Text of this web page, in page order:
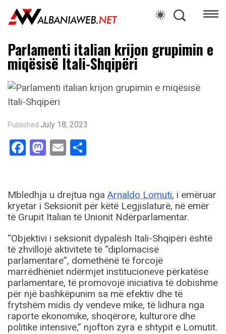
Parlamenti italian krijon grupimin e
miqësisë Itali-Shqipëri
Published July 18, 2023
Facebook
Mastodon
Email
Mbledhja u drejtua nga Arnaldo Lomuti, i emëruar
kryetar i Seksionit për këtë Legjislaturë, në emër
të Grupit Italian të Unionit Ndërparlamentar.
“Objektivi i seksionit dypalësh Itali-Shqipëri është
të zhvillojë aktivitete të “diplomacisë
parlamentare”, domethënë të forcojë
marrëdhëniet ndërmjet institucioneve përkatëse
parlamentare, të promovojë iniciativa të dobishme
për një bashkëpunim sa më efektiv dhe të
frytshëm midis dy vendeve mike, të lidhura nga
raporte ekonomike, shoqërore, kulturore dhe
politike intensive,” njofton zyra e shtypit e Lomutit.